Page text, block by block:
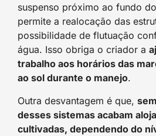
suspenso próximo ao fundo
permite a realocação das
possibilidade de flutuação
água. Isso obriga o criador a
trabalho aos horários das
ao sol durante o manejo.
Outra desvantagem é que,
desses sistemas acabam
cultivadas, dependendo do